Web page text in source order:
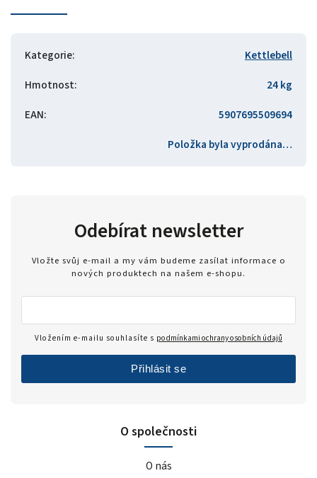
Kategorie:
Kettlebell
Hmotnost:
24 kg
EAN:
5907695509694
Položka byla vyprodána…
O společnosti
O nás
Odebírat newsletter
Vložte svůj e-mail a my vám budeme zasílat informace o
nových produktech na našem e-shopu.
Vložením e-mailu souhlasíte s podmínkami ochrany osobních údajů
Přihlásit se